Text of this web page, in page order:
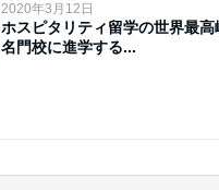
2020年3月12日
ホスピタリティ留学の世界最
名門校に進学する...